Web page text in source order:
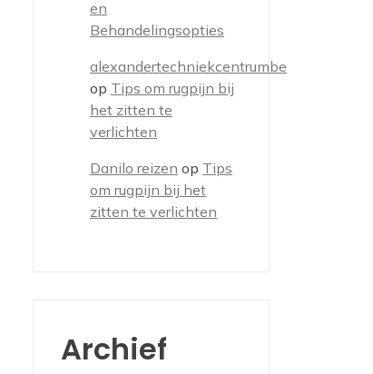
en
Behandelingsopties
alexandertechniekcentrumbe
op Tips om rugpijn bij
het zitten te
verlichten
Danilo reizen op Tips
om rugpijn bij het
zitten te verlichten
Archief